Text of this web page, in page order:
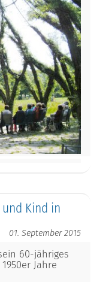
Kind in
01. September 2015
60-jähriges
Jahre